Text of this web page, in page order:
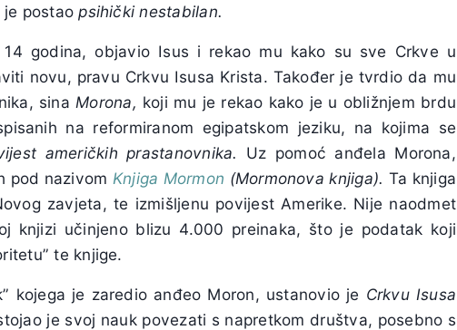
je postaopsihički nestabilan.
godina, objavio Isus i rekao mu kako su sve Crkve u
novu, pravu Crkvu Isusa Krista. Također je tvrdio da mu
sina Morona, koji mu je rekao kako je u obližnjem brdu
na reformiranom egipatskom jeziku, na kojima se
američkih prastanovnika.
Uz pomoć anđela Morona,
pod nazivom Knjiga Mormon (Mormonova knjiga). Ta knjiga
zavjeta, te izmišljenu povijest Amerike. Nije naodmet
knjizi učinjeno blizu 4.000 preinaka, što je podatak koji
te knjige.
kojega je zaredio anđeo Moron, ustanovio je Crkvu Isusa
je svoj nauk povezati s napretkom društva, posebno s